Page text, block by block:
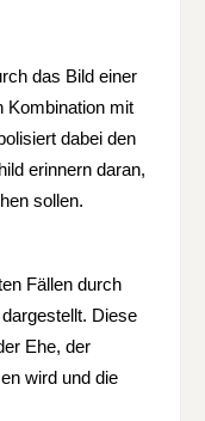
das Bild einer
Kombination mit
dabei den
erinnern daran,
sollen.
Fällen durch
Diese
Ehe, der
wird und die